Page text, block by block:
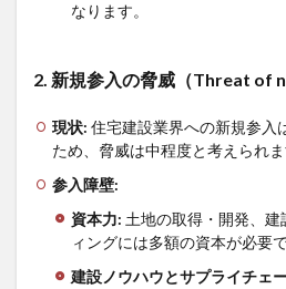
なります。
2. 新規参入の脅威（Threat of
現状: 住宅建設業界への新規参入
ため、脅威は中程度と考えられま
参入障壁:
資本力: 土地の取得・開発、
ィングには多額の資本が必要で
建設ノウハウとサプライチェ